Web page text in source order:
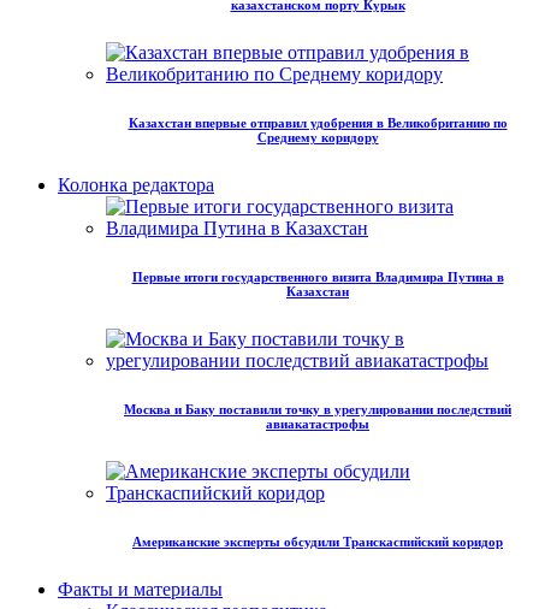
казахстанском порту Курык
Казахстан впервые отправил удобрения в Великобританию по
Среднему коридору
Колонка редактора
Первые итоги государственного визита Владимира Путина в
Казахстан
Москва и Баку поставили точку в урегулировании последствий
авиакатастрофы
Американские эксперты обсудили Транскаспийский коридор
Факты и материалы